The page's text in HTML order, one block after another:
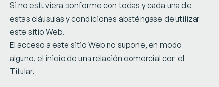
Si no estuviera conforme con todas y cada una de
estas cláusulas y condiciones absténgase de utilizar
este sitio Web.
El acceso a este sitio Web no supone, en modo
alguno, el inicio de una relación comercial con el
Titular.